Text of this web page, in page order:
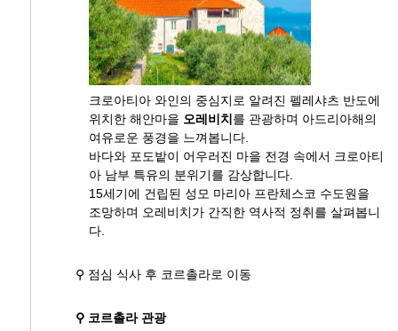
크로아티아 와인의 중심지로 알려진 펠레샤츠 반도에
위치한 해안마을 오레비치 를 관광하며 아드리아해의
여유로운 풍경을 느껴봅니다.
바다와 포도밭이 어우러진 마을 전경 속에서 크로아티
아 남부 특유의 분위기를 감상합니다.
15세기에 건립된 성모 마리아 프란체스코 수도원을
조망하며 오레비치가 간직한 역사적 정취를 살펴봅니
다.
⚲ 점심 식사 후 코르촐라로 이동
⚲ 코르촐라 관광